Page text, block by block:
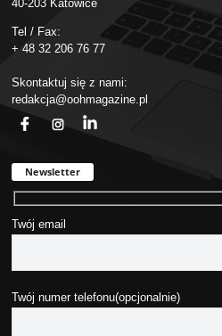
40-203 Katowice
Tel / Fax:
+ 48 32 206 76 77
Skontaktuj się z nami:
redakcja@oohmagazine.pl
Newsletter
Twój email
Twój numer telefonu(opcjonalnie)